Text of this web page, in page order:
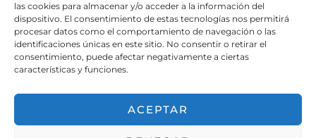
las cookies para almacenar y/o acceder a la información del
dispositivo. El consentimiento de estas tecnologías nos permitirá
procesar datos como el comportamiento de navegación o las
identificaciones únicas en este sitio. No consentir o retirar el
consentimiento, puede afectar negativamente a ciertas
características y funciones.
ACEPTAR